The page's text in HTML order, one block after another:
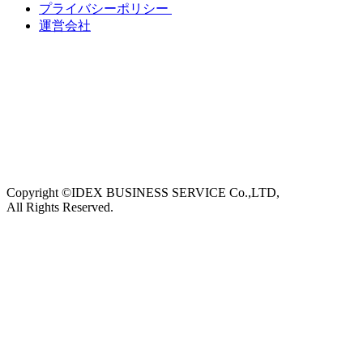
プライバシーポリシー
運営会社
Copyright ©IDEX BUSINESS SERVICE Co.,LTD,
All Rights Reserved.